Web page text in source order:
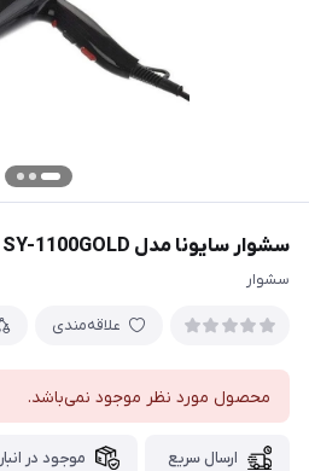
سشوار سایونا مدل SY-1100GOLD
سشوار
علاقه‌مندی
محصول مورد نظر موجود نمی‌باشد.
ارسال سریع موجود در انبار